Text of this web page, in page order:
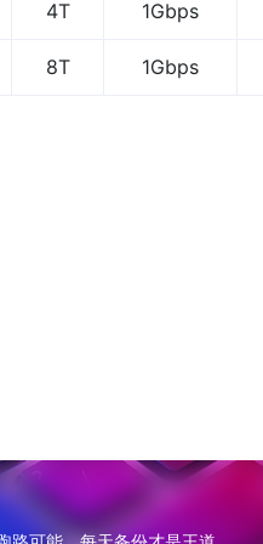
4T 1Gbps
8T 1Gbps